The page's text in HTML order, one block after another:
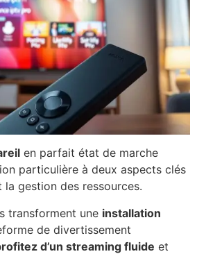
en parfait état de marche
particulière à deux aspects clés
la gestion des ressources.
transforment une installation
de divertissement
d’un streaming fluide et